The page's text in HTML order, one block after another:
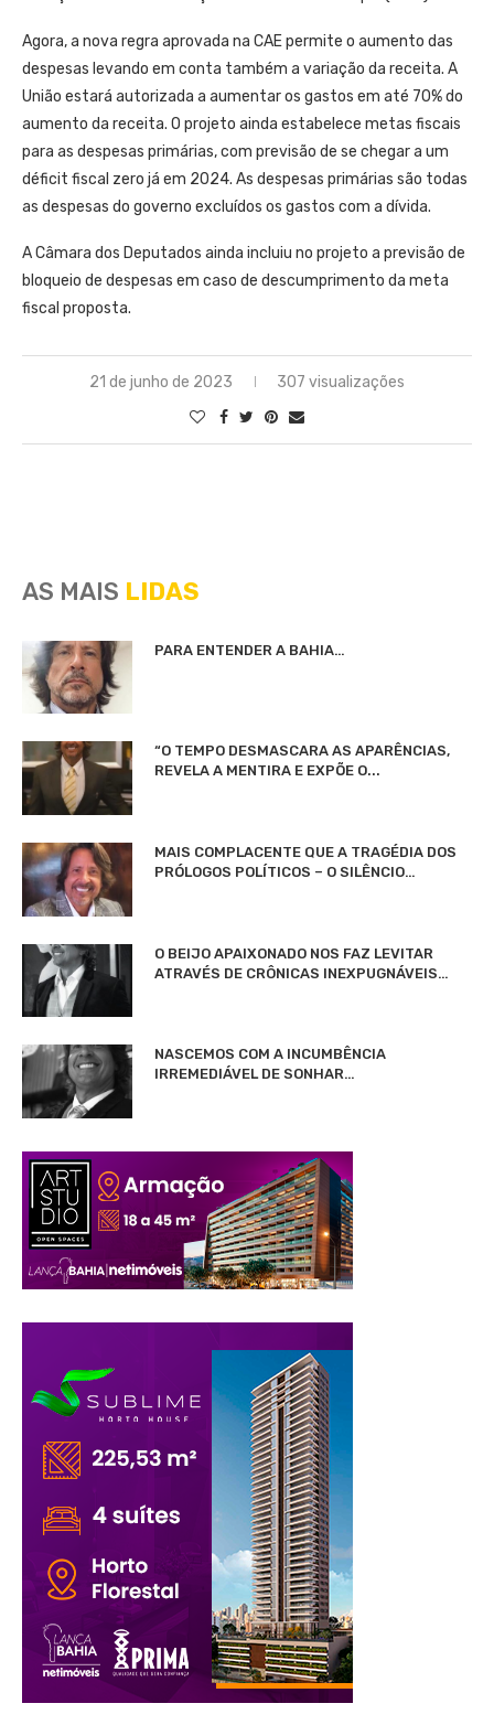
Agora, a nova regra aprovada na CAE permite o aumento das
despesas levando em conta também a variação da receita. A
União estará autorizada a aumentar os gastos em até 70% do
aumento da receita. O projeto ainda estabelece metas fiscais
para as despesas primárias, com previsão de se chegar a um
déficit fiscal zero já em 2024. As despesas primárias são todas
as despesas do governo excluídos os gastos com a dívida.
A Câmara dos Deputados ainda incluiu no projeto a previsão de
bloqueio de despesas em caso de descumprimento da meta
fiscal proposta.
21 de junho de 2023 307 visualizações
AS MAIS LIDAS
PARA ENTENDER A BAHIA…
“O TEMPO DESMASCARA AS APARÊNCIAS,
REVELA A MENTIRA E EXPÕE O...
MAIS COMPLACENTE QUE A TRAGÉDIA DOS
PRÓLOGOS POLÍTICOS – O SILÊNCIO…
O BEIJO APAIXONADO NOS FAZ LEVITAR
ATRAVÉS DE CRÔNICAS INEXPUGNÁVEIS…
NASCEMOS COM A INCUMBÊNCIA
IRREMEDIÁVEL DE SONHAR…